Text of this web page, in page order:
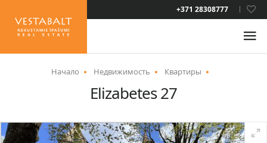
+371 28308777
LAT
ENG
НОВОСТИ
Начало Недвижимость Квартиры
Elizabetes 27